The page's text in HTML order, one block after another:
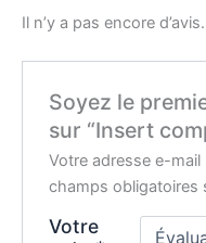
Il n’y a pas encore d’avis.
Soyez le
sur “Insert
Votre adresse e-mail
champs obligatoires
Votre